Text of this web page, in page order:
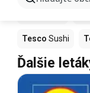
Tesco Sushi
Ďalšie